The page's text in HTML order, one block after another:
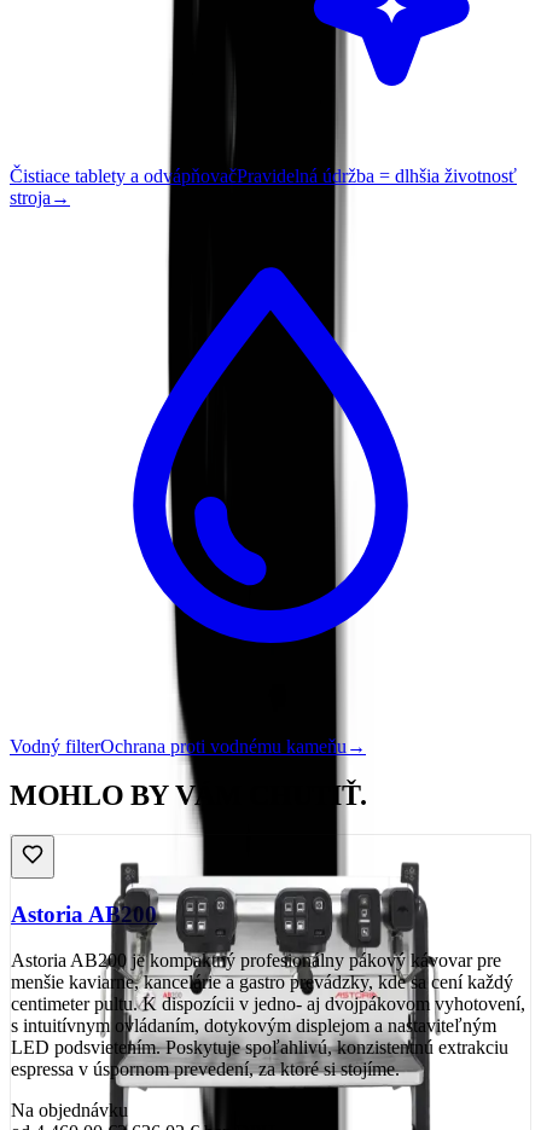
Čistiace tablety a odvápňovačPravidelná údržba = dlhšia životnosť
stroja →
Vodný filterOchrana proti vodnému kameňu →
MOHLO BY VÁM CHUTIŤ.
Astoria AB200
Astoria AB200 je kompaktný profesionálny pákový kávovar pre
menšie kaviarne, kancelárie a gastro prevádzky, kde sa cení každý
centimeter pultu. K dispozícii v jedno- aj dvojpákovom vyhotovení,
s intuitívnym ovládaním, dotykovým displejom a nastaviteľným
LED podsvietením. Poskytuje spoľahlivú, konzistentnú extrakciu
espressa v úspornom prevedení, za ktoré si stojíme.
Na objednávku